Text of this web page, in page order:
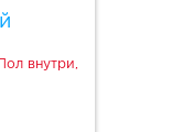
внутри,